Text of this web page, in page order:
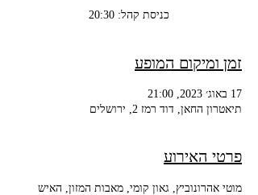
כניסת קהל: 20:30
זמן ומיקום המופע
17 באוג׳ 2023, 21:00
תיאטרון החאן, דוד רמז 2, ירושלים
פרטי האירוע
מוטי אהרונוביץ, גאון קומי, מאבות המזון, האיש